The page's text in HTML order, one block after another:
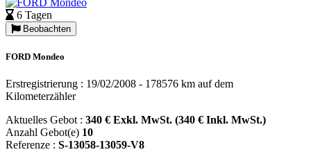
6 Tagen
Beobachten
FORD Mondeo
Erstregistrierung : 19/02/2008 - 178576 km auf dem
Kilometerzähler
Aktuelles Gebot : 340 € Exkl. MwSt. (340 € Inkl. MwSt.)
Anzahl Gebot(e) 10
Referenze : S-13058-13059-V8